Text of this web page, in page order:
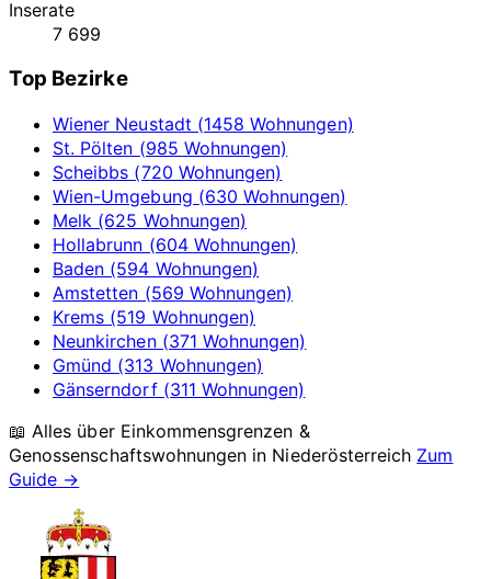
Inserate
7 699
Top Bezirke
Wiener Neustadt (1458 Wohnungen)
St. Pölten (985 Wohnungen)
Scheibbs (720 Wohnungen)
Wien-Umgebung (630 Wohnungen)
Melk (625 Wohnungen)
Hollabrunn (604 Wohnungen)
Baden (594 Wohnungen)
Amstetten (569 Wohnungen)
Krems (519 Wohnungen)
Neunkirchen (371 Wohnungen)
Gmünd (313 Wohnungen)
Gänserndorf (311 Wohnungen)
📖 Alles über Einkommensgrenzen &
Genossenschaftswohnungen in Niederösterreich Zum
Guide →